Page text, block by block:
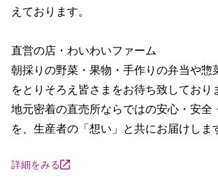
えております。
直営の店・わいわいファーム
朝採りの野菜・果物・手作りの弁当や惣
をとりそろえ皆さまをお待ち致しており
地元密着の直売所ならではの安心・安全
を、生産者の「想い」と共にお届けしま
詳細をみる